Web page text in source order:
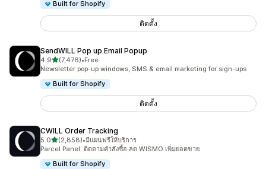
Built for Shopify
ติดตั้ง
SendWILL Pop up Email Popup
4.9เต็ม 5 ดาว
(7,476)
ทั้งหมด 7476 รีวิว
•Free
Newsletter pop-up windows, SMS & email marketing for sign-ups
Built for Shopify
ติดตั้ง
CWILL Order Tracking
5.0เต็ม 5 ดาว
(2,858)
ทั้งหมด 2858 รีวิว
•มีแผนฟรีให้บริการ
Parcel Panel: ติดตามคำสั่งซื้อ ลด WISMO เพิ่มยอดขาย
Built for Shopify